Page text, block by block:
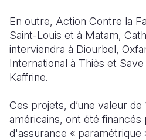
En outre, Action Contre la
Saint-Louis et à Matam,
interviendra à Diourbel,
International à Thiès et
Kaffrine.
Ces projets, d’une valeur
américains, ont été financés
d'assurance « paramétrique